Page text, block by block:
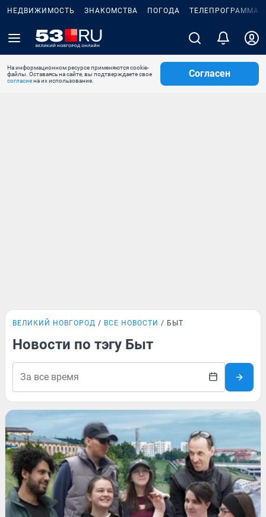
НЕДВИЖИМОСТЬ ЗНАКОМСТВА ПОГОДА ТЕЛЕПРОГРАММА
На информационном ресурсе применяются cookie-
файлы. Оставаясь на сайте, вы подтверждаете свое
согласиена их использование.
Согласен
ВЕЛИКИЙ НОВГОРОД ВСЕ НОВОСТИ БЫТ
Новости по тэгу Быт